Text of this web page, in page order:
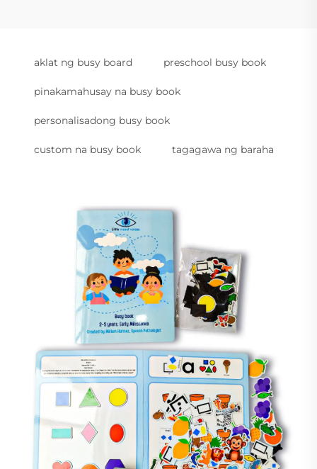
aklat ng busy board preschool busy book
pinakamahusay na busy book
personalisadong busy book
custom na busy book tagagawa ng baraha